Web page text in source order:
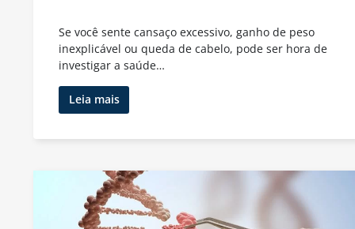
Se você sente cansaço excessivo, ganho de peso
inexplicável ou queda de cabelo, pode ser hora de
investigar a saúde…
Leia maisHipotireoidismo:
Quais
Sangue
Ajudam
Detectar